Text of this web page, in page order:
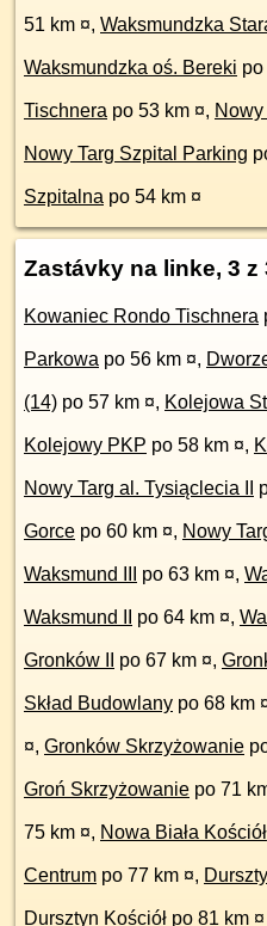
51 km ¤, Waksmundzka
Waksmundzka oś. Bereki po
Tischnera po 53 km ¤,
Nowy Targ Szpital Parking
Szpitalna po 54 km ¤
Zastávky na linke, 3 z
Kowaniec Rondo Tischnera
Parkowa po 56 km ¤,
(14) po 57 km ¤, Kolejowa
Kolejowy PKP po 58 km ¤,
Nowy Targ al. Tysiąclecia II
Gorce po 60 km ¤, Nowy
Waksmund III po 63 km ¤,
Waksmund II po 64 km ¤,
Gronków II po 67 km ¤,
Skład Budowlany po 68 km
¤, Gronków Skrzyżowanie
Groń Skrzyżowanie po 71
75 km ¤, Nowa Biała Kościół
Centrum po 77 km ¤,
Dursztyn Kościół po 81 km ¤